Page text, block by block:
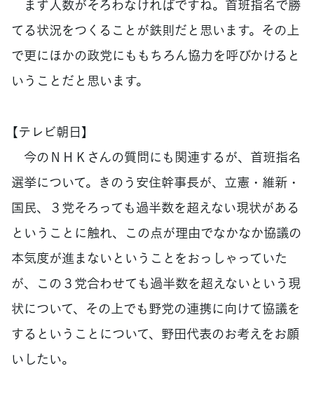
まず人数がそろわなければですね。首班指名で勝
てる状況をつくることが鉄則だと思います。その上
で更にほかの政党にももちろん協力を呼びかけると
いうことだと思います。
【テレビ朝日】
今のＮＨＫさんの質問にも関連するが、首班指名
選挙について。きのう安住幹事長が、立憲・維新・
国民、３党そろっても過半数を超えない現状がある
ということに触れ、この点が理由でなかなか協議の
本気度が進まないということをおっしゃっていた
が、この３党合わせても過半数を超えないという現
状について、その上でも野党の連携に向けて協議を
するということについて、野田代表のお考えをお願
いしたい。